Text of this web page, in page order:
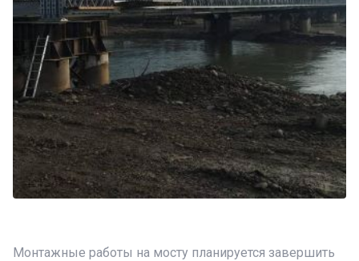
Монтажные работы на мосту планируется завершить